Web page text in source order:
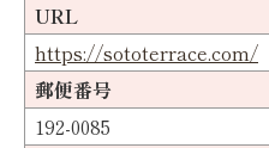
URL
https://sototerrace.com/
郵便番号
192-0085